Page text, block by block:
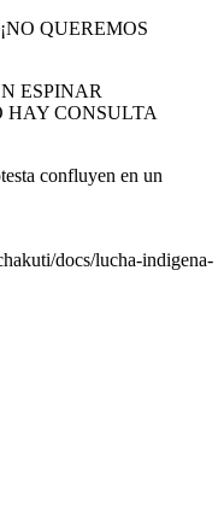
QUEREMOS
ESPINAR
HAY CONSULTA
confluyen en un
docs/lucha-indigena-